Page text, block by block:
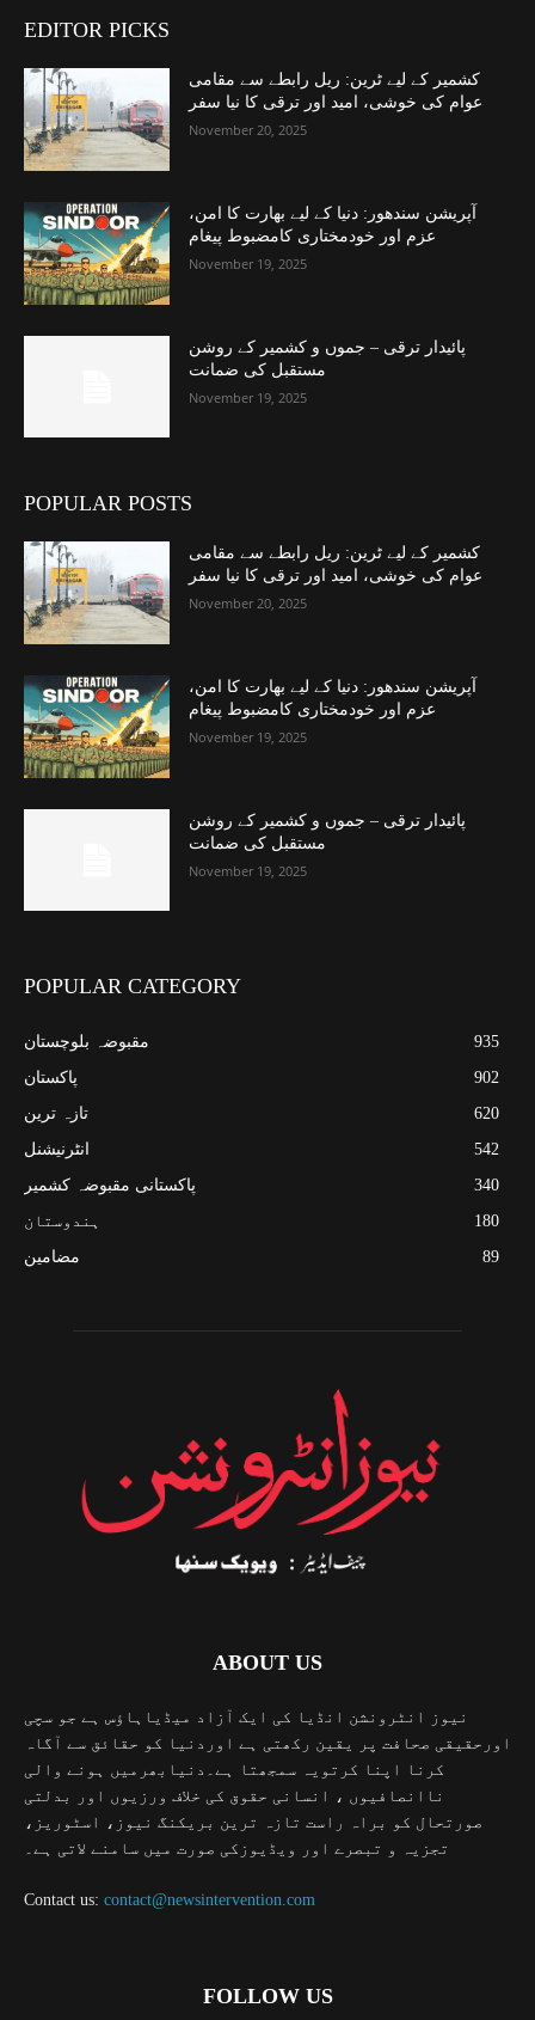
EDITOR PICKS
کشمیر کے لیے ٹرین: ریل رابطے سے مقامی
عوام کی خوشی، امید اور ترقی کا نیا سفر
November 20, 2025
آپریشن سندھور: دنیا کے لیے بھارت کا امن،
عزم اور خودمختاری کامضبوط پیغام
November 19, 2025
پائیدار ترقی – جموں و کشمیر کے روشن
مستقبل کی ضمانت
November 19, 2025
POPULAR POSTS
کشمیر کے لیے ٹرین: ریل رابطے سے مقامی
عوام کی خوشی، امید اور ترقی کا نیا سفر
November 20, 2025
آپریشن سندھور: دنیا کے لیے بھارت کا امن،
عزم اور خودمختاری کامضبوط پیغام
November 19, 2025
پائیدار ترقی – جموں و کشمیر کے روشن
مستقبل کی ضمانت
November 19, 2025
POPULAR CATEGORY
مقبوضہ بلوچستان
935
پاکستان
902
تازہ ترین
620
انٹرنیشنل
542
پاکستانی مقبوضہ کشمیر
340
ہندوستان
180
مضامین
89
ABOUT US
نیوز انٹرونشن انڈیا کی ایک آزاد میڈیاہاؤس ہے جو سچی
اورحقیقی صحافت پر یقین رکھتی ہے اوردنیا کو حقائق سے آگاہ
کرنا اپنا کرتویہ سمجھتا ہے۔دنیابھرمیں ہونے والی
ناانصافیوں ، انسانی حقوق کی خلاف ورزیوں اور بدلتی
صورتحال کو براہ راست تازہ ترین بریکنگ نیوز، اسٹوریز،
تجزیہ و تبصرے اور ویڈیوزکی صورت میں سامنے لاتی ہے۔
Contact us: contact@newsintervention.com
FOLLOW US